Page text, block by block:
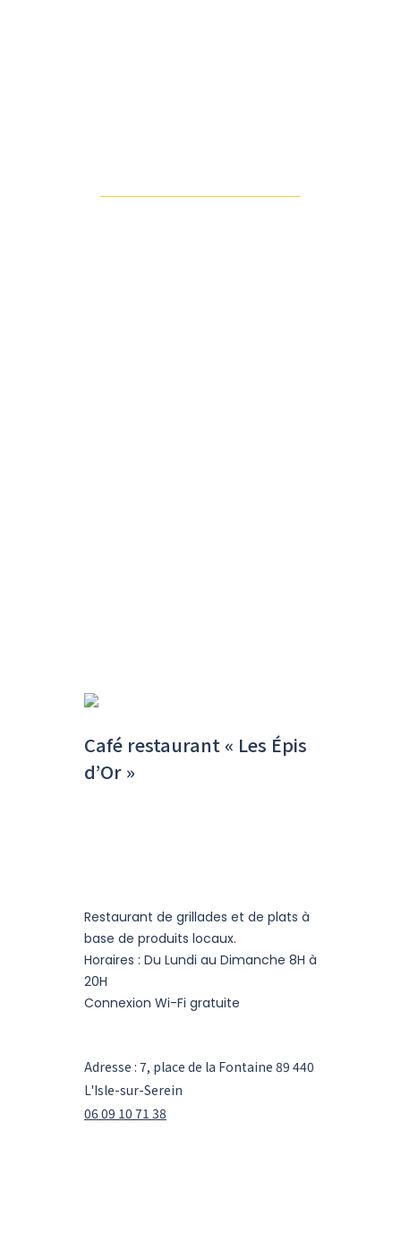
Café restaurant « Les Épis
d’Or »
Restaurant de grillades et de plats à
base de produits locaux.
Horaires : Du Lundi au Dimanche 8H à
20H
Connexion Wi-Fi gratuite
Adresse : 7, place de la Fontaine 89 440
L'Isle-sur-Serein
06 09 10 71 38